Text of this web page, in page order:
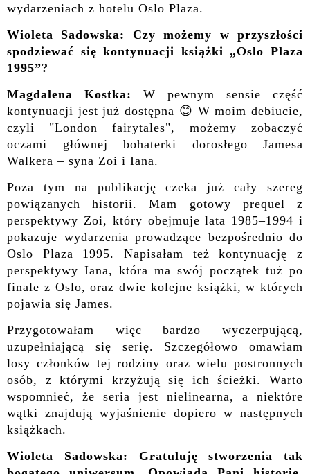
wydarzeniach z hotelu Oslo Plaza.
Wioleta Sadowska: Czy możemy w przyszłości
spodziewać się kontynuacji książki „Oslo Plaza
1995”?
Magdalena Kostka: W pewnym sensie część
kontynuacji jest już dostępna 😊 W moim debiucie,
czyli "London fairytales", możemy zobaczyć
oczami głównej bohaterki dorosłego Jamesa
Walkera – syna Zoi i Iana.
Poza tym na publikację czeka już cały szereg
powiązanych historii. Mam gotowy prequel z
perspektywy Zoi, który obejmuje lata 1985–1994 i
pokazuje wydarzenia prowadzące bezpośrednio do
Oslo Plaza 1995. Napisałam też kontynuację z
perspektywy Iana, która ma swój początek tuż po
finale z Oslo, oraz dwie kolejne książki, w których
pojawia się James.
Przygotowałam więc bardzo wyczerpującą,
uzupełniającą się serię. Szczegółowo omawiam
losy członków tej rodziny oraz wielu postronnych
osób, z którymi krzyżują się ich ścieżki. Warto
wspomnieć, że seria jest nielinearna, a niektóre
wątki znajdują wyjaśnienie dopiero w następnych
książkach.
Wioleta Sadowska: Gratuluję stworzenia tak